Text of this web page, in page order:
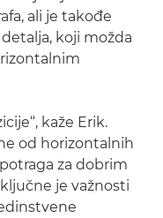
ali je takođe
koji možda
kaže Erik.
od horizontalnih
za dobrim
je važnosti